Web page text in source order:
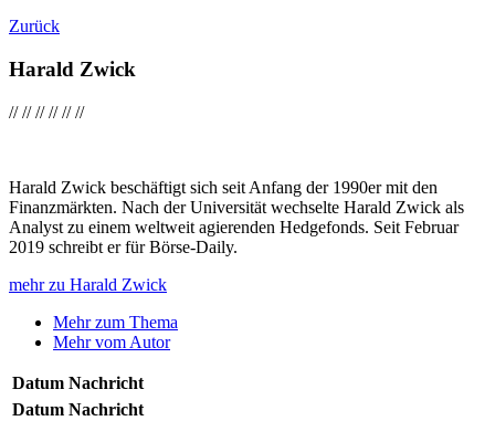
Zurück
Harald Zwick
////////////
Harald Zwick beschäftigt sich seit Anfang der 1990er mit den
Finanzmärkten. Nach der Universität wechselte Harald Zwick als
Analyst zu einem weltweit agierenden Hedgefonds. Seit Februar
2019 schreibt er für Börse-Daily.
mehr zu Harald Zwick
Mehr zum Thema
Mehr vom Autor
Datum Nachricht
Datum Nachricht